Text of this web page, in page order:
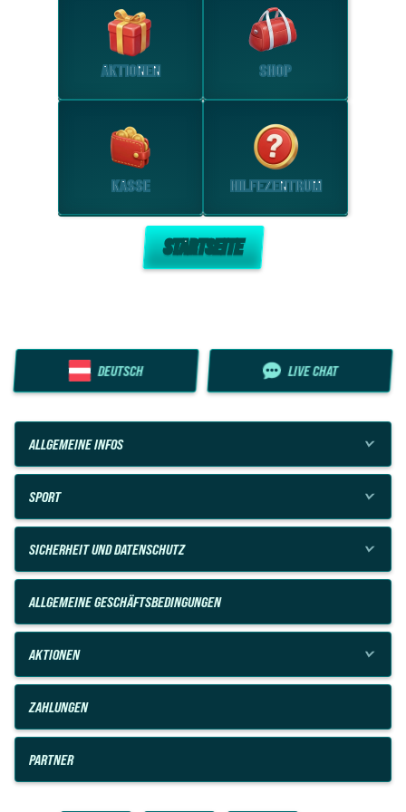
AKTIONEN SHOP
KASSE HILFEZENTRUM
STARTSEITE
DEUTSCH LIVE CHAT
ALLGEMEINE INFOS
SPORT
SICHERHEIT UND DATENSCHUTZ
ALLGEMEINE GESCHÄFTSBEDINGUNGEN
AKTIONEN
ZAHLUNGEN
PARTNER